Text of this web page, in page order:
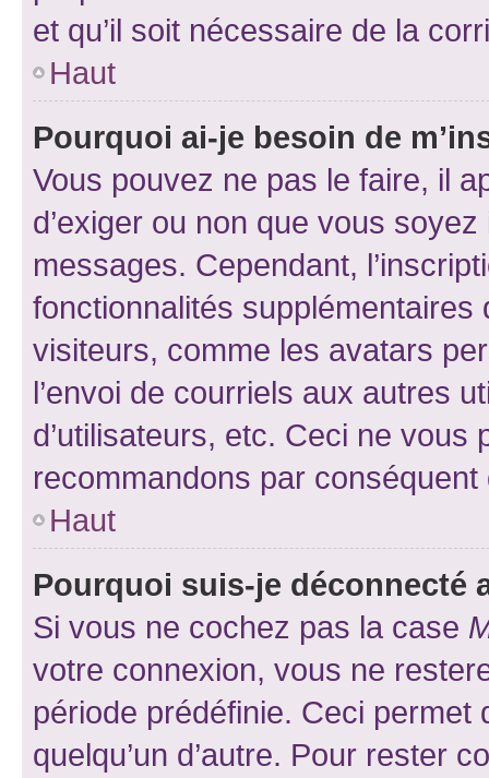
et qu’il soit nécessaire de la
Haut
Pourquoi ai-je besoin de
Vous pouvez ne pas le faire, il
d’exiger ou non que vous
messages. Cependant,
fonctionnalités
visiteurs, comme les avatars
l’envoi de courriels aux autres
d’utilisateurs, etc. Ceci ne vous
recommandons par conséquent
Haut
Pourquoi suis-je déconnecté
Si vous ne cochez pas la case
votre connexion, vous ne
période prédéfinie. Ceci permet
quelqu’un d’autre. Pour rester